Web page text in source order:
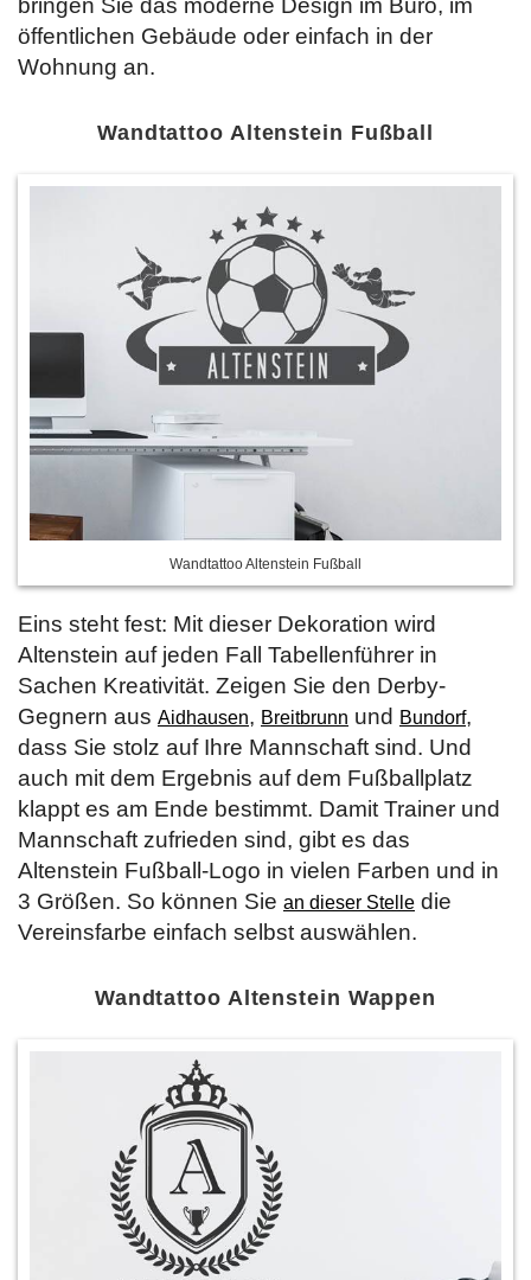
bringen Sie das moderne Design im Büro, im
öffentlichen Gebäude oder einfach in der
Wohnung an.
Wandtattoo Altenstein Fußball
Wandtattoo Altenstein Fußball
Eins steht fest: Mit dieser Dekoration wird
Altenstein auf jeden Fall Tabellenführer in
Sachen Kreativität. Zeigen Sie den Derby-
Gegnern aus Aidhausen, Breitbrunn und Bundorf,
dass Sie stolz auf Ihre Mannschaft sind. Und
auch mit dem Ergebnis auf dem Fußballplatz
klappt es am Ende bestimmt. Damit Trainer und
Mannschaft zufrieden sind, gibt es das
Altenstein Fußball-Logo in vielen Farben und in
3 Größen. So können Sie an dieser Stelle die
Vereinsfarbe einfach selbst auswählen.
Wandtattoo Altenstein Wappen